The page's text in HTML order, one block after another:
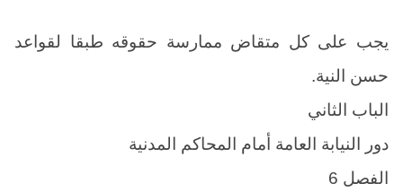
يجب على كل متقاض ممارسة حقوقه طبقا لقواعد
حسن النية.
الباب الثاني
دور النيابة العامة أمام المحاكم المدنية
الفصل 6